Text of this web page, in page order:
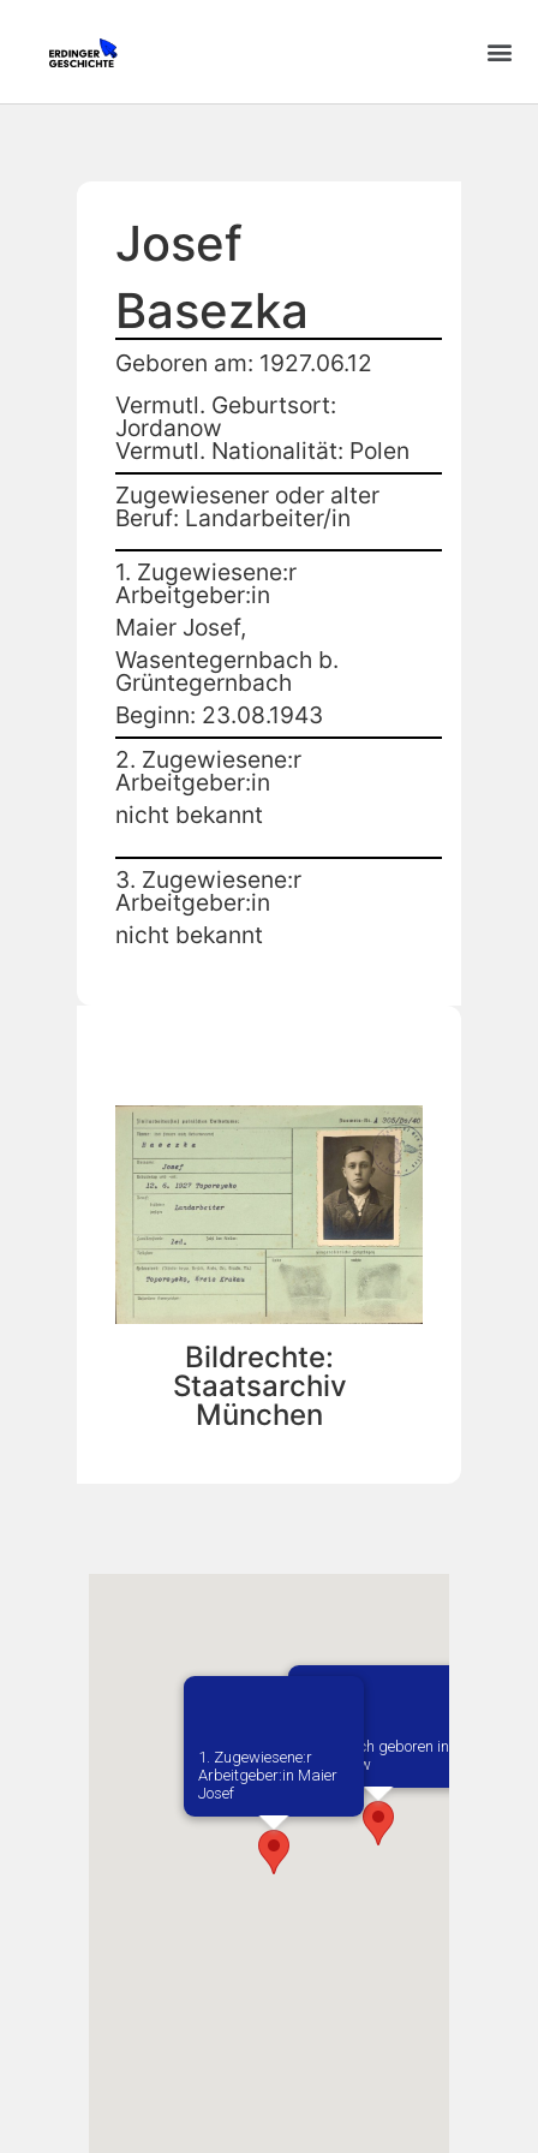
Josef
Basezka
Geboren am: 1927.06.12
Vermutl. Geburtsort:
Jordanow
Vermutl. Nationalität: Polen
Zugewiesener oder alter
Beruf: Landarbeiter/in
1. Zugewiesene:r
Arbeitgeber:in
Maier Josef,
Wasentegernbach b.
Grüntegernbach
Beginn: 23.08.1943
2. Zugewiesene:r
Arbeitgeber:in
nicht bekannt
3. Zugewiesene:r
Arbeitgeber:in
nicht bekannt
Bildrechte:
Staatsarchiv
München
Vermutlich geboren in
Jordanow
1. Zugewiesene:r
Arbeitgeber:in​ Maier
Josef